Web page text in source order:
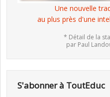
Une nouvelle
au plus près d'une
* Détail de la
par Paul
S'abonner à ToutEduc